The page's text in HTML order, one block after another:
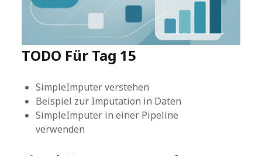
TODO Für Tag 15
SimpleImputer verstehen
Beispiel zur Imputation in Daten
SimpleImputer in einer Pipeline
verwenden